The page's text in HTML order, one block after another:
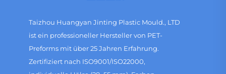
Taizhou Huangyan Jinting Plastic Mould., LTD
ist ein professioneller Hersteller von PET-
Preforms mit über 25 Jahren Erfahrung.
Zertifiziert nach ISO9001/ISO22000,